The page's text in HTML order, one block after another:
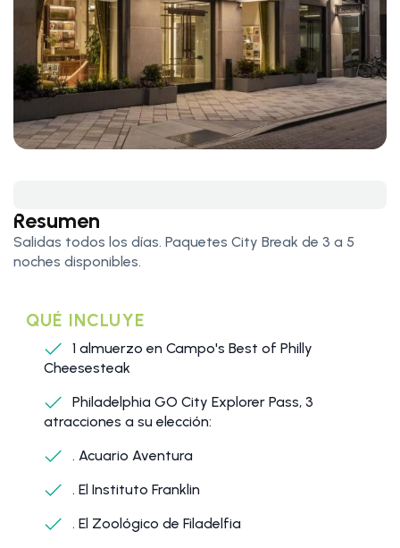
Resumen
Salidas todos los días. Paquetes City Break de 3 a 5
noches disponibles.
QUÉ INCLUYE
1 almuerzo en Campo's Best of Philly
Cheesesteak
Philadelphia GO City Explorer Pass, 3
atracciones a su elección:
. Acuario Aventura
. El Instituto Franklin
. El Zoológico de Filadelfia